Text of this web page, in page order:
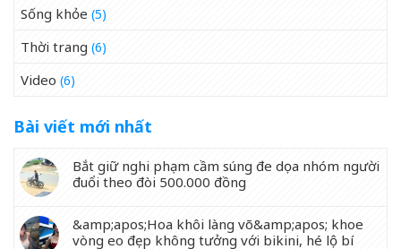
Sống khỏe (5)
Thời trang (6)
Video (6)
Bài viết mới nhất
Bắt giữ nghi phạm cầm súng đe dọa nhóm người
đuổi theo đòi 500.000 đồng
&amp;apos;Hoa khôi làng võ&amp;apos; khoe
vòng eo đẹp không tưởng với bikini, hé lộ bí